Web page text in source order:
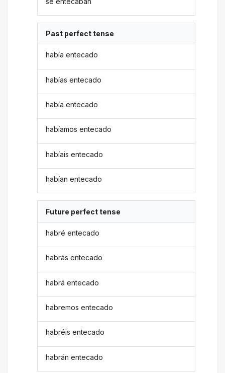
Past perfect tense
había entecado
habías entecado
había entecado
habíamos entecado
habíais entecado
habían entecado
Future perfect tense
habré entecado
habrás entecado
habrá entecado
habremos entecado
habréis entecado
habrán entecado